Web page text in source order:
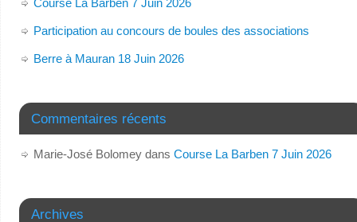
Participation au concours de boules des associations
Berre à Mauran 18 Juin 2026
Commentaires récents
Marie-José Bolomeydans Course La Barben 7 Juin 2026
Archives